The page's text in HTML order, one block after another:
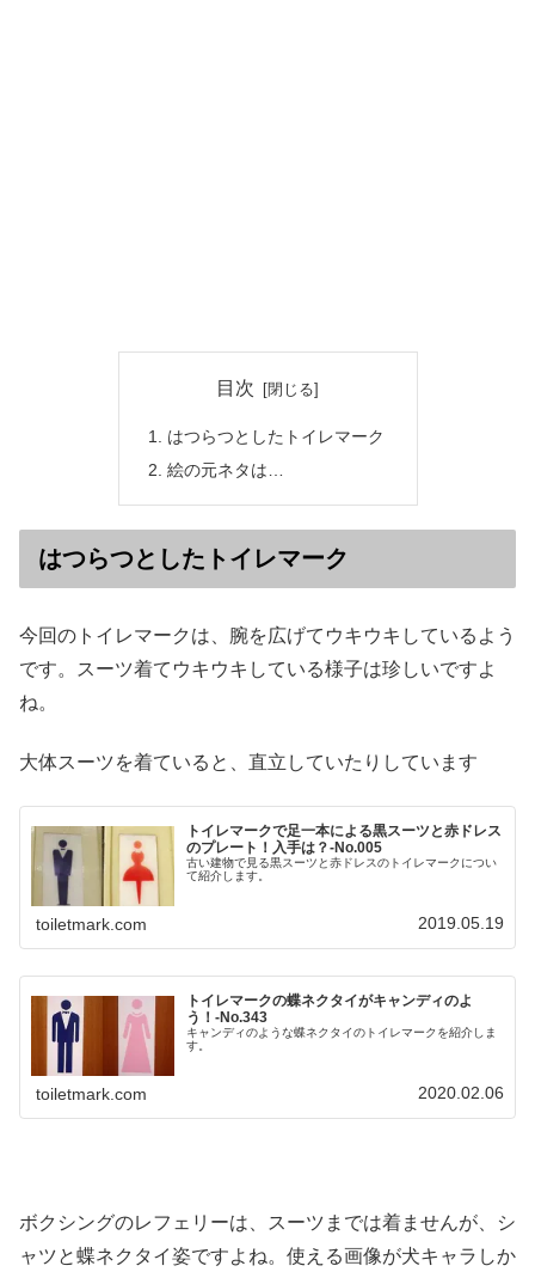
目次
はつらつとしたトイレマーク
絵の元ネタは…
はつらつとしたトイレマーク
今回のトイレマークは、腕を広げてウキウキしているよう
です。スーツ着てウキウキしている様子は珍しいですよ
ね。
大体スーツを着ていると、直立していたりしています
トイレマークで足一本による黒スーツと赤ドレス
のプレート！入手は？-No.005
古い建物で見る黒スーツと赤ドレスのトイレマークについ
て紹介します。
toiletmark.com 2019.05.19
トイレマークの蝶ネクタイがキャンディのよ
う！‐No.343
キャンディのような蝶ネクタイのトイレマークを紹介しま
す。
toiletmark.com 2020.02.06
ボクシングのレフェリーは、スーツまでは着ませんが、シ
ャツと蝶ネクタイ姿ですよね。使える画像が犬キャラしか